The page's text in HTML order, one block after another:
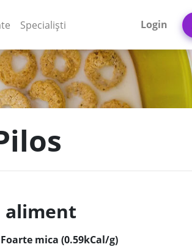
Specialiști Login
Foarte mica (0.59kCal/g)